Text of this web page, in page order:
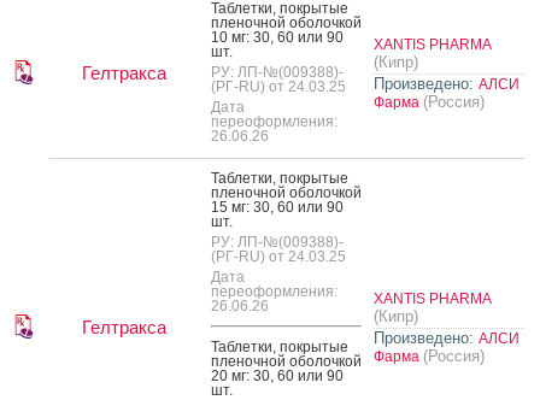
Гелтракса
Таб­летки, пок­ры­тые
пле­ноч­ной обо­лоч­кой
10 мг: 30, 60 или 90
шт.
РУ: ЛП-№(009388)-
(РГ-RU) от 24.03.25
Дата
переоформления:
26.06.26
XANTIS PHARMA
(Кипр)
Произведено: АЛСИ
Фарма (Россия)
Гелтракса
Таб­летки, пок­ры­тые
пле­ноч­ной обо­лоч­кой
15 мг: 30, 60 или 90
шт.
РУ: ЛП-№(009388)-
(РГ-RU) от 24.03.25
Дата
переоформления:
26.06.26
Таб­летки, пок­ры­тые
пле­ноч­ной обо­лоч­кой
20 мг: 30, 60 или 90
шт.
XANTIS PHARMA
(Кипр)
Произведено: АЛСИ
Фарма (Россия)